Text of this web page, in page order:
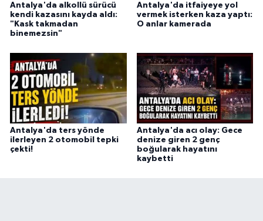
Antalya'da alkollü sürücü
kendi kazasını kayda aldı:
"Kask takmadan
binemezsin"
Antalya'da itfaiyeye yol
vermek isterken kaza yaptı:
O anlar kamerada
Antalya'da ters yönde
ilerleyen 2 otomobil tepki
çekti!
Antalya'da acı olay: Gece
denize giren 2 genç
boğularak hayatını
kaybetti